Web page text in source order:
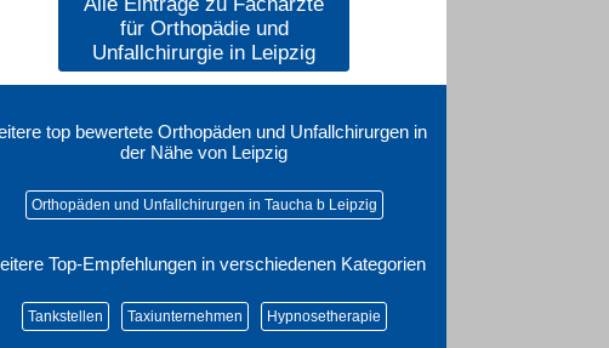
Alle Einträge zu Fachärzte
für Orthopädie und
Unfallchirurgie in Leipzig
top bewertete Orthopäden und Unfallchirurgen in
der Nähe von Leipzig
Orthopäden und Unfallchirurgen in Taucha b Leipzig
Top-Empfehlungen in verschiedenen Kategorien
Tankstellen Taxiunternehmen Hypnosetherapie